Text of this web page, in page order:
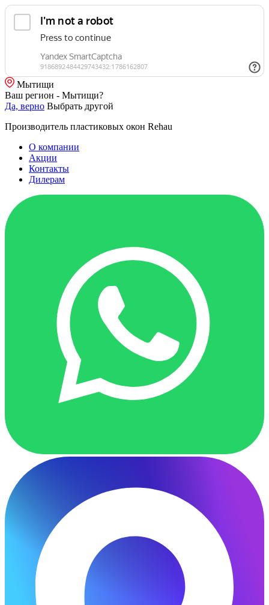
Мытищи
Ваш регион - Мытищи?
Да, верно Выбрать другой
Производитель пластиковых окон Rehau
О компании
Акции
Контакты
Дилерам